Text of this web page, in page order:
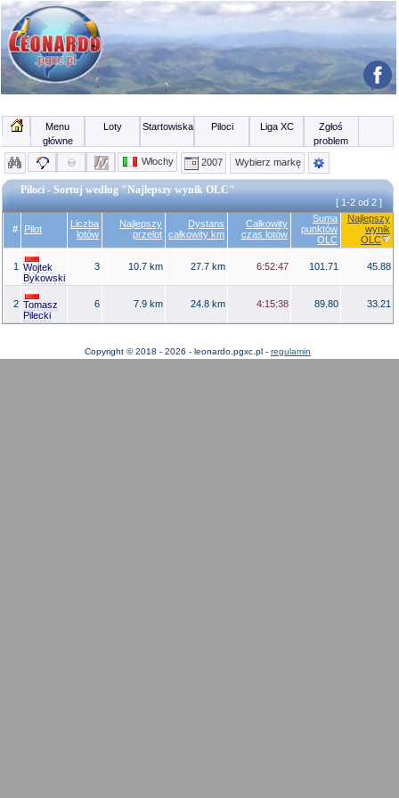
Menu
główne
Loty Startowiska Piloci Liga XC
Zgłoś
problem
Włochy
2007 Wybierz markę
Piloci - Sortuj według "Najlepszy wynik OLC"
[ 1-2 od 2 ]
# Pilot
Liczba
lotów
Najlepszy
przelot
Dystans
całkowity km
Całkowity
czas lotów
Suma
punktów
OLC
Najlepszy
wynik
OLC
1 Wojtek
Bykowski
3 10.7 km 27.7 km 6:52:47 101.71 45.88
2 Tomasz
Pilecki
6 7.9 km 24.8 km 4:15:38 89.80 33.21
Copyright © 2018 - 2026 - leonardo.pgxc.pl - regulamin